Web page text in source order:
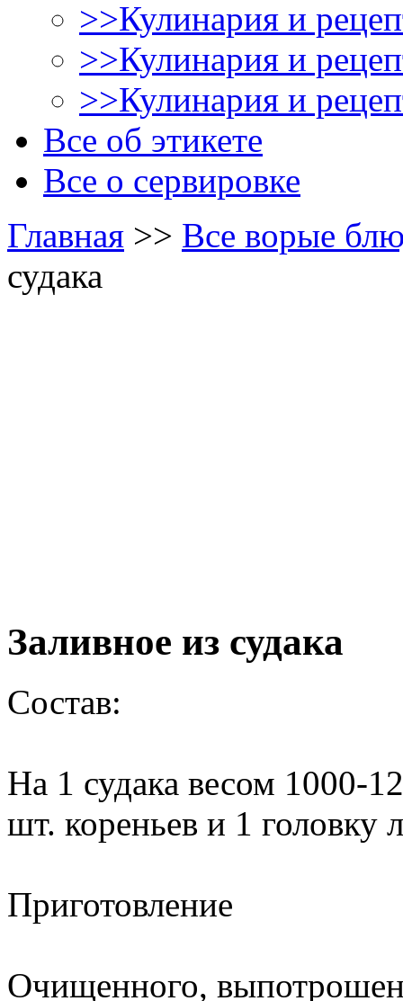
>>Кулинария и
>>Кулинария и
>>Кулинария и
Все об этикете
Все о сервировке
Главная >> Все ворые
судака
Заливное из судака
Состав:
На 1 судака весом 1000-
шт. кореньев и 1 головку
Приготовление
Очищенного,